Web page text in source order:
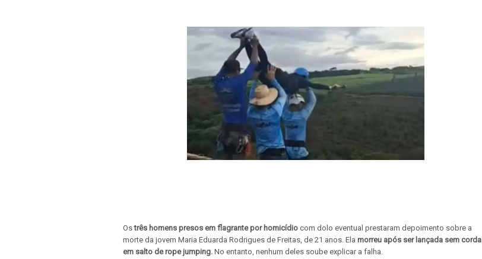
Ostrês homens presos em flagrante por homicídio com dolo eventual prestaram depoimento sobre a
morte da jovem Maria Eduarda Rodrigues de Freitas, de 21 anos. Ela morreu após ser lançada sem corda
em salto de rope jumping. No entanto, nenhum deles soube explicar a falha.